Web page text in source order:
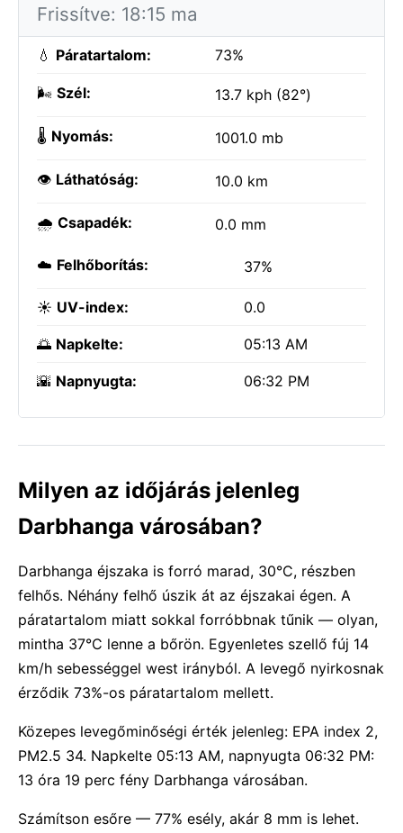
Frissítve: 18:15 ma
💧 Páratartalom: 73%
🌬️ Szél: 13.7 kph (82°)
🌡️ Nyomás: 1001.0 mb
👁️ Láthatóság: 10.0 km
🌧️ Csapadék: 0.0 mm
☁️ Felhőborítás: 37%
☀️ UV-index: 0.0
🌅 Napkelte: 05:13 AM
🌇 Napnyugta: 06:32 PM
Milyen az időjárás jelenleg
Darbhanga városában?
Darbhanga éjszaka is forró marad, 30°C, részben
felhős. Néhány felhő úszik át az éjszakai égen. A
páratartalom miatt sokkal forróbbnak tűnik — olyan,
mintha 37°C lenne a bőrön. Egyenletes szellő fúj 14
km/h sebességgel west irányból. A levegő nyirkosnak
érződik 73%-os páratartalom mellett.
Közepes levegőminőségi érték jelenleg: EPA index 2,
PM2.5 34. Napkelte 05:13 AM, napnyugta 06:32 PM:
13 óra 19 perc fény Darbhanga városában.
Számítson esőre — 77% esély, akár 8 mm is lehet.